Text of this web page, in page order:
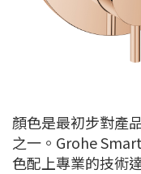
顏色是最初步對產
之一。Grohe
色配上專業的技術